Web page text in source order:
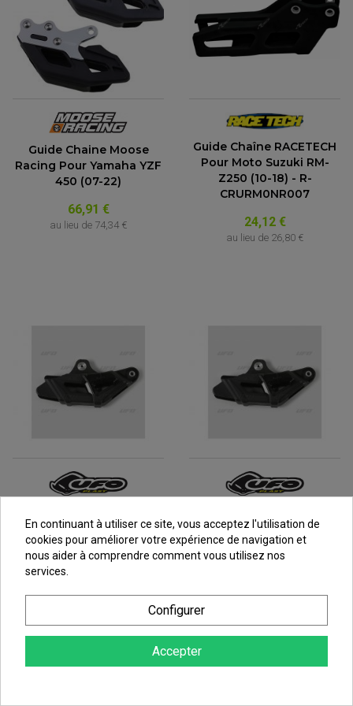
Guide Chaine Moose
Racing Pour Yamaha YZF
450 (07-22)
66,91 €
au lieu de 74,34 €
Guide Chaîne RACETECH
Pour Moto Suzuki RM-
Z250 (10-18) - R-
CRURM0NR007
24,12 €
au lieu de 26,80 €
Moto EXC125 (11-16)
EXC200 (12-16) EXC250
(11-20)
Moto EXC250 F (11-19)
EXC350 F (12-19)
En continuant à utiliser ce site, vous acceptez l'utilisation de
cookies pour améliorer votre expérience de navigation et
nous aider à comprendre comment vous utilisez nos
services.
Configurer
Accepter